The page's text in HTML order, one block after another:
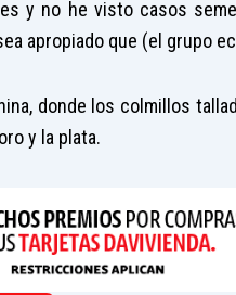
y no he visto casos
apropiado que (el grupo
donde los colmillos
y la plata.